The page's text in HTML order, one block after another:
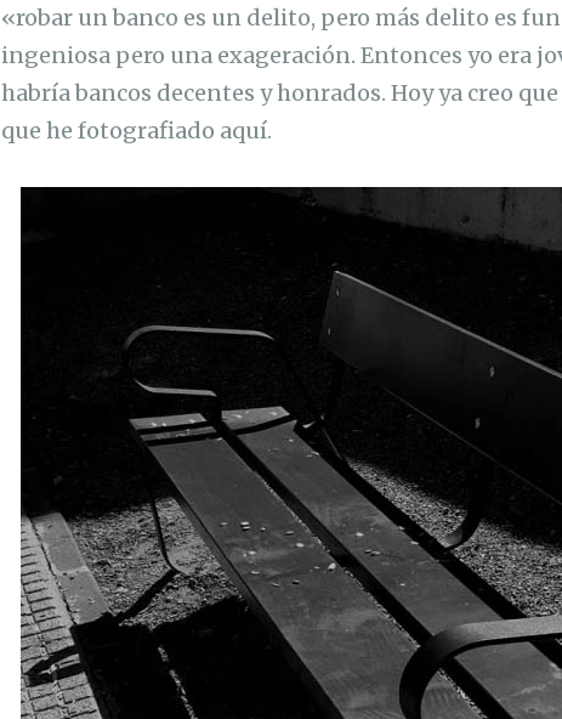
«robar un banco es un delito, pero más delito es
ingeniosa pero una exageración. Entonces yo era
habría bancos decentes y honrados. Hoy ya creo
que he fotografiado aquí.